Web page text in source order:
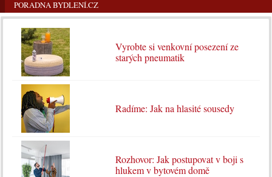
PORADNA BYDLENÍ.CZ
Vyrobte si venkovní posezení ze
starých pneumatik
Radíme: Jak na hlasité sousedy
Rozhovor: Jak postupovat v boji s
hlukem v bytovém domě